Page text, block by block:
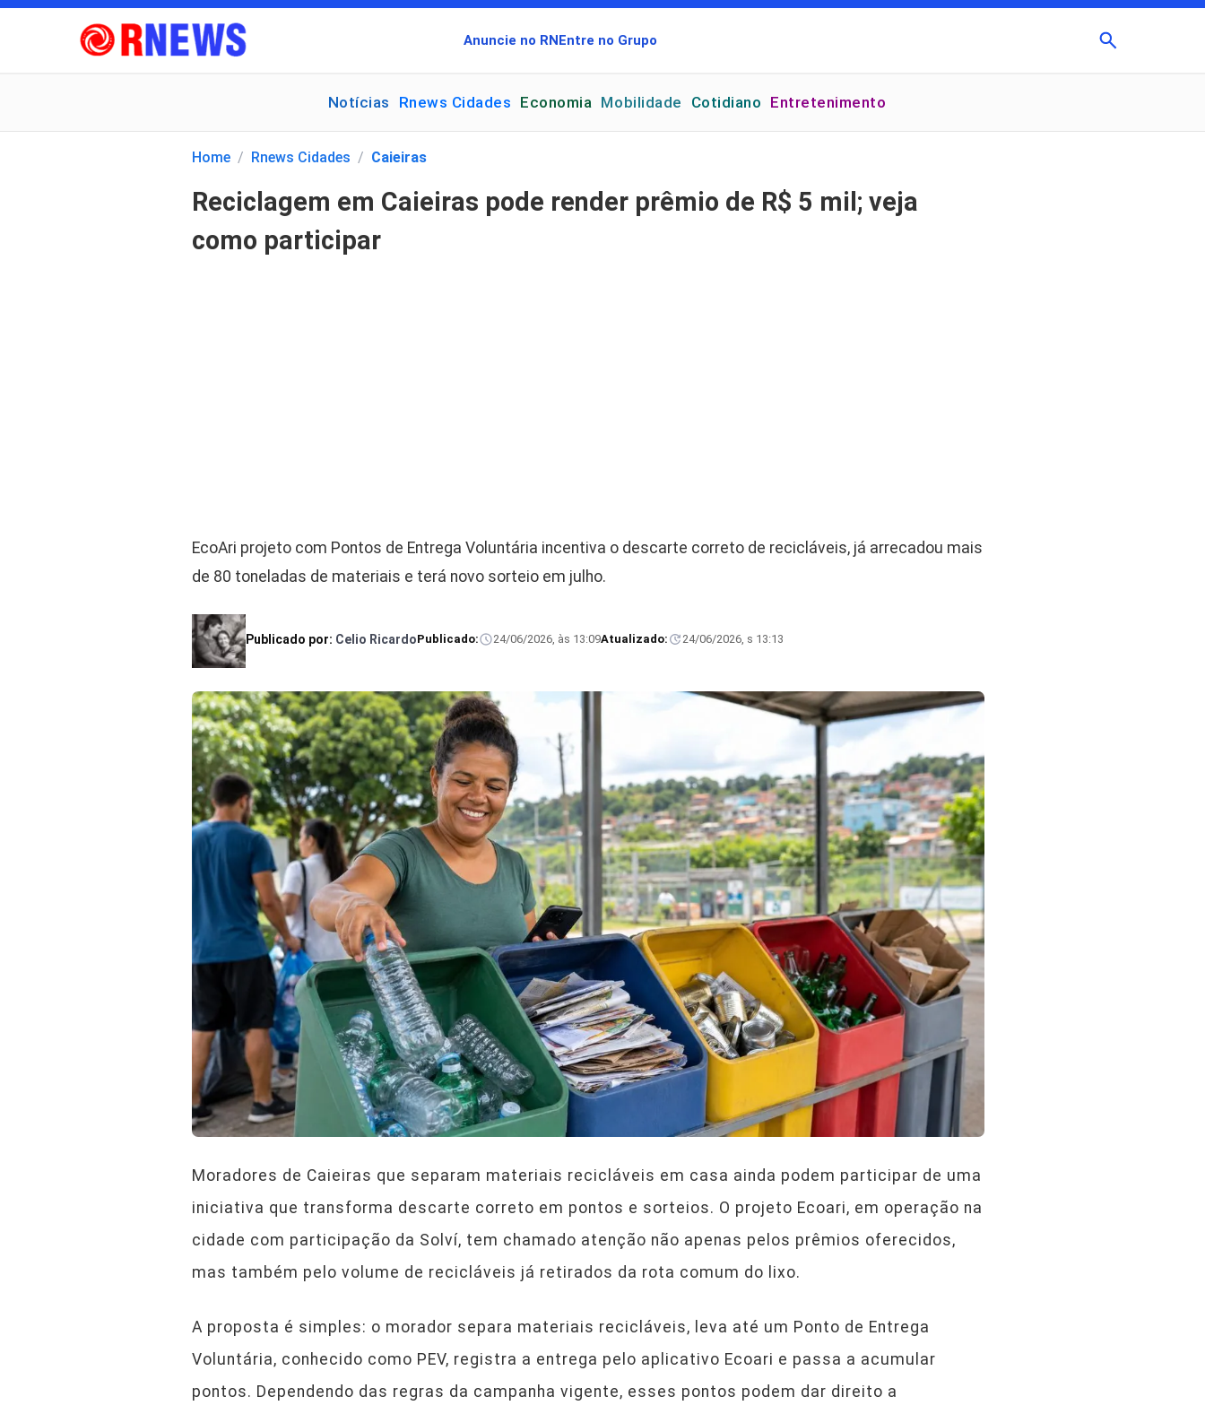
Anuncie no RNEntre no Grupo
Buscar
Pesquisar
por:
Notícias Rnews Cidades Economia Mobilidade Cotidiano Entretenimento
Home / Rnews Cidades / Caieiras
Reciclagem em Caieiras pode render prêmio de R$ 5 mil; veja
como participar
EcoAri projeto com Pontos de Entrega Voluntária incentiva o descarte correto de recicláveis, já arrecadou mais
de 80 toneladas de materiais e terá novo sorteio em julho.
Publicado por: Celio RicardoPublicado: 24/06/2026, às 13:09Atualizado: 24/06/2026, s 13:13
Moradores de Caieiras que separam materiais recicláveis em casa ainda podem participar de uma
iniciativa que transforma descarte correto em pontos e sorteios. O projeto Ecoari, em operação na
cidade com participação da Solví, tem chamado atenção não apenas pelos prêmios oferecidos,
mas também pelo volume de recicláveis já retirados da rota comum do lixo.
A proposta é simples: o morador separa materiais recicláveis, leva até um Ponto de Entrega
Voluntária, conhecido como PEV, registra a entrega pelo aplicativo Ecoari e passa a acumular
pontos. Dependendo das regras da campanha vigente, esses pontos podem dar direito a